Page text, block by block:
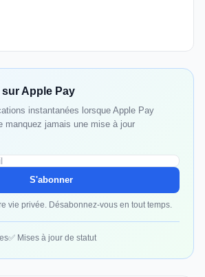
Apple Pay
instantanées lorsque Apple Pay
manquez jamais une mise à jour
S'abonner
vie privée. Désabonnez-vous en tout temps.
✅ Mises à jour de statut